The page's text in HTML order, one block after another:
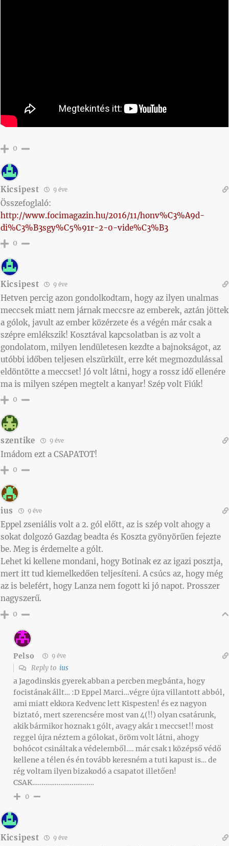
0
Kicsipest 9 éve
Összefoglaló:
http://www.focimagazin.hu/2016/11/honv%C3%A9d-
di%C3%B3sgy%C5%91r-2-0-vide%C3%B3
0
Kicsipest 9 éve
Hetven percig azon gondolkodtam, hogy az ilyen unalmas
meccsek miatt nem járnak meccsre az emberek, aztán jöttek
a gólok, javult az ember közérzete és a végén már csak a
szépre emlékszik! Kosztával kapcsolatban is az volt a
gondolatom, milyen lendületesen kezdte a bajnokságot, az
utóbbi időben teljesen elszürkült, erre két megmozdulással
eldöntötte a meccset! Jó volt látni, hogy a rossz idő ellenére
ma is milyen szépen megtelt a kanyar! Szép volt Fiúk!
0
szentike 9 éve
Imádom ezt a CSAPATOT!
0
ius 9 éve
Eppel zseniális volt a 2. gól előtt, az is szép volt ahogy a
sokat dolgozó Gazdag beadta és Koszta gyönyörűen fejezte
be. Meg is érdemelte a gólt.
Lehet ki kellene mondani, hogy Botinak ez az igazi posztja,
mert itt tud kiemelkedően teljesíteni. A csúcs az, hogy még
az is belefért, hogy Lanza nem fogott ki jó napot. Prosszer
nagyszerű.
0
Pelso 9 éve
Reply to ius
a Jagodinskis gyerek abban a percben megbánta, hogy
focistának állt… :D Eppel Marci…végre újra villantott abból,
ami miatt ekkora Kedvenc lett Kispesten! és ez nagyon
biztató, mert szerencsére most van 4(!!) olyan csatárunk,
akik bármikor hoznak 1 gólt, avagy akár 1 meccset!! most
reggel újra néztem a gólokat, öröm volt látni, ahogy
bohócot csináltak a védelemből…. már csak 1 középső védő
kellene a télen és én tovább keresném a tuti kapust is… de
rég voltam ilyen bizakodó a csapatot illetően!
CSAK……………………………
0
Kicsipest 9 éve